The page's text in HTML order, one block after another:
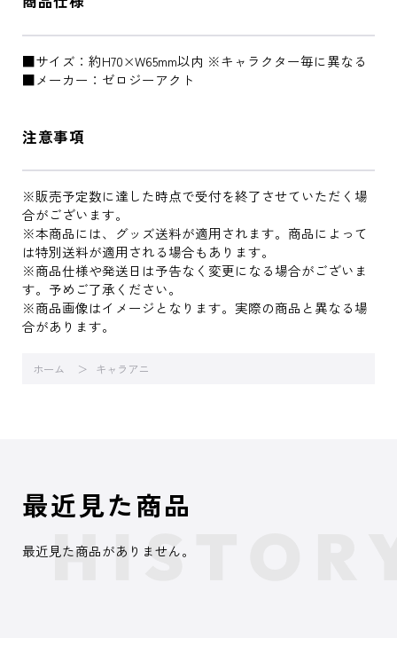
■サイズ：約H70×W65mm以内 ※キャラクター毎に異なる
■メーカー：ゼロジーアクト
注意事項
※販売予定数に達した時点で受付を終了させていただく場
合がございます。
※本商品には、グッズ送料が適用されます。商品によって
は特別送料が適用される場合もあります。
※商品仕様や発送日は予告なく変更になる場合がございま
す。予めご了承ください。
※商品画像はイメージとなります。実際の商品と異なる場
合があります。
ホーム キャラアニ
最近見た商品
最近見た商品がありません。